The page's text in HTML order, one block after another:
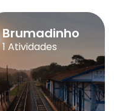
Brumadinho
1 Atividades